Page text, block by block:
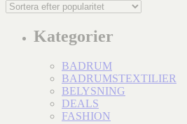
Kategorier
BADRUM
BADRUMSTEXTILIER
BELYSNING
DEALS
FASHION